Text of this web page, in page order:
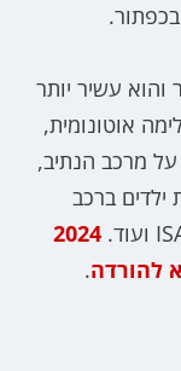
והוא עשיר יותר
אוטונומית,
מרכב הנתיב,
ברכב
2024
להורדה.